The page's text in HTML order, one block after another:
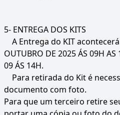
5- ENTREGA DOS KITS
A Entrega do KIT
OUTUBRO DE 2025 ÁS 09H
09 ÁS 14H.
Para retirada do Kit é
documento com foto.
Para que um terceiro retire